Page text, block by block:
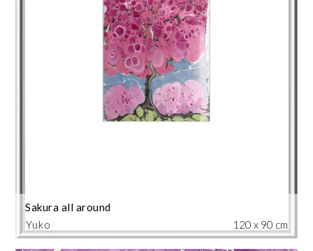
Yuko
Sakura all around
120 x 90 cm